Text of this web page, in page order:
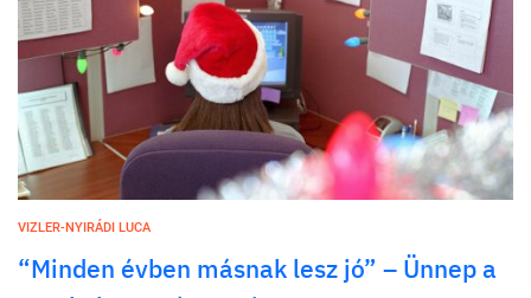
VIZLER-NYIRÁDI LUCA
“Minden évben másnak lesz jó” – Ünnep a